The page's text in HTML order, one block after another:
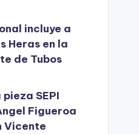
incluye a
Heras en la
de Tubos
SEPI
Figueroa
Vicente